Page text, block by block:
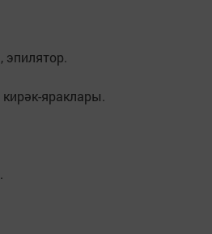
эпилятор.
яраклары.